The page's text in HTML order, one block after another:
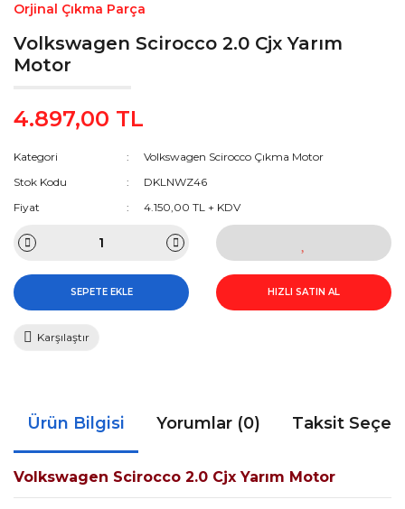
Orjinal Çıkma Parça
Volkswagen Scirocco 2.0 Cjx Yarım
Motor
4.897,00 TL
Kategori
Volkswagen Scirocco Çıkma Motor
Stok Kodu
DKLNWZ46
Fiyat
4.150,00 TL + KDV
SEPETE EKLE HIZLI SATIN AL
Karşılaştır
Ürün Bilgisi Yorumlar (0) Taksit
Volkswagen Scirocco 2.0 Cjx Yarım Motor